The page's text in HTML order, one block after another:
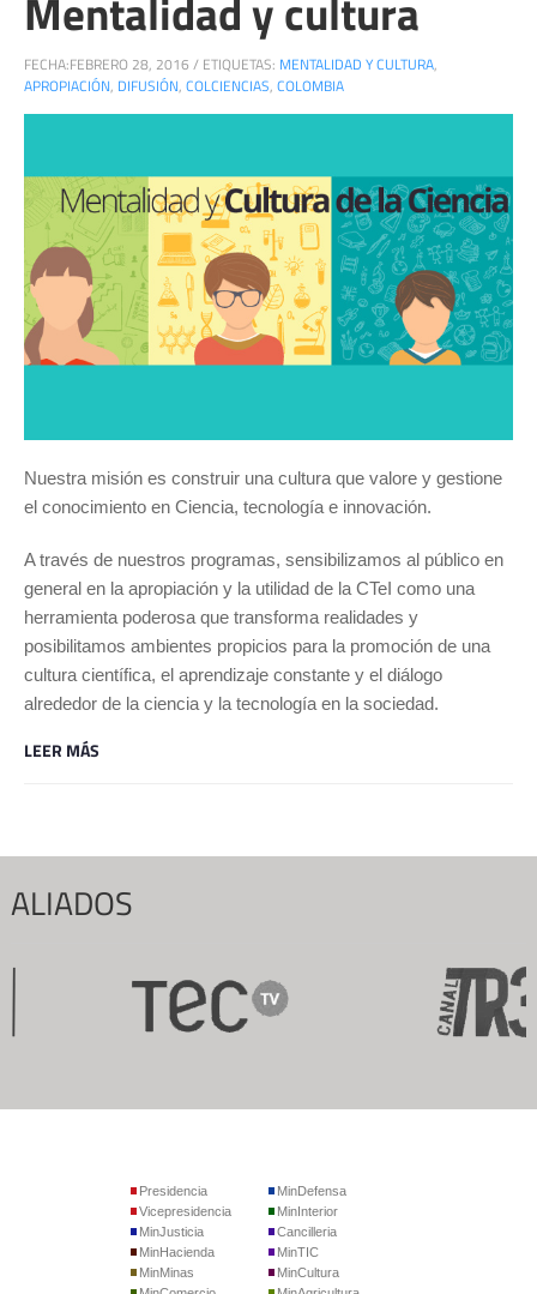
FECHA:FEBRERO 28, 2016 / ETIQUETAS: MENTALIDAD Y CULTURA,
APROPIACIÓN, DIFUSIÓN, COLCIENCIAS, COLOMBIA
Nuestra misión es construir una cultura que valore y gestione
el conocimiento en Ciencia, tecnología e innovación.
A través de nuestros programas, sensibilizamos al público en
general en la apropiación y la utilidad de la CTeI como una
herramienta poderosa que transforma realidades y
posibilitamos ambientes propicios para la promoción de una
cultura científica, el aprendizaje constante y el diálogo
alrededor de la ciencia y la tecnología en la sociedad.
LEER MÁS
ALIADOS
Presidencia
Vicepresidencia
MinJusticia
MinDefensa
MinInterior
Cancilleria
MinHacienda
MinMinas
MinTIC
MinCultura